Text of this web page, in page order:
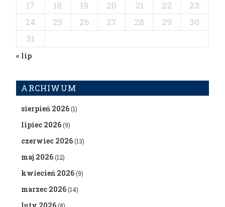
17
18 19 20 21 22
23
24
25 26 27 28 29
30
31
« lip
ARCHIWUM
sierpień 2026(1)
lipiec 2026(9)
czerwiec 2026(13)
maj 2026(12)
kwiecień 2026(9)
marzec 2026(14)